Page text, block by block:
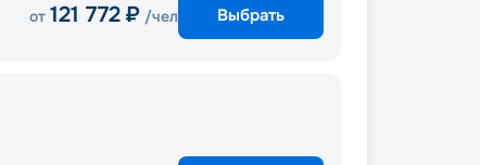
от 121 772 ₽ /чел Выбрать